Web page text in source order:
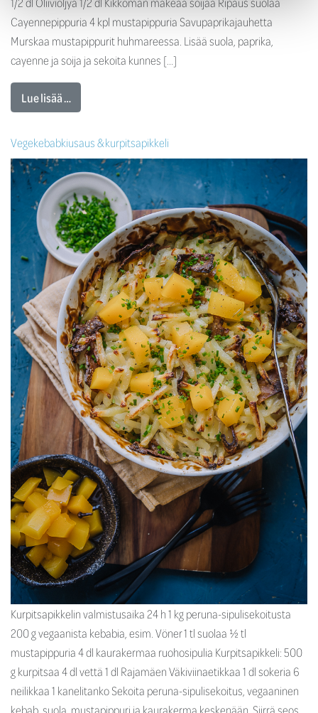
Cayennepippuria 4 kpl mustapippuria Savupaprikajauhetta
Murskaa mustapippurit huhmareessa. Lisää suola, paprika,
cayenne ja soija ja sekoita kunnes […]
Lue lisää …
Vegekebabkiusaus & kurpitsapikkeli
Kurpitsapikkelin valmistusaika 24 h 1 kg peruna-sipulisekoitusta
200 g vegaanista kebabia, esim. Vöner 1 tl suolaa ½ tl
mustapippuria 4 dl kaurakermaa ruohosipulia Kurpitsapikkeli: 500
g kurpitsaa 4 dl vettä 1 dl Rajamäen Väkiviinaetikkaa 1 dl sokeria 6
neilikkaa 1 kanelitanko Sekoita peruna-sipulisekoitus, vegaaninen